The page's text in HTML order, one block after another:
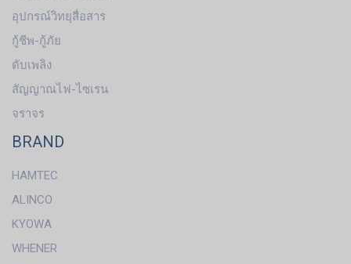
อุปกรณ์วิทยุสื่อสาร
กู้ชีพ-กู้ภัย
ดับเพลิง
สัญญาณไฟ-ไซเรน
จราจร
BRAND
HAMTEC
ALINCO
KYOWA
WHENER